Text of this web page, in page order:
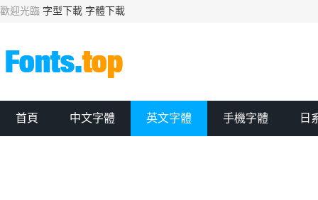
歡迎光臨 字型下載 字體下載
首頁 中文字體 英文字體 手機字體 日